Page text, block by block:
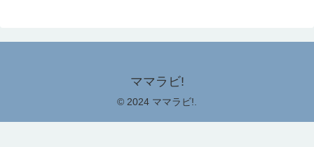
ママラビ!
© 2024 ママラビ!.